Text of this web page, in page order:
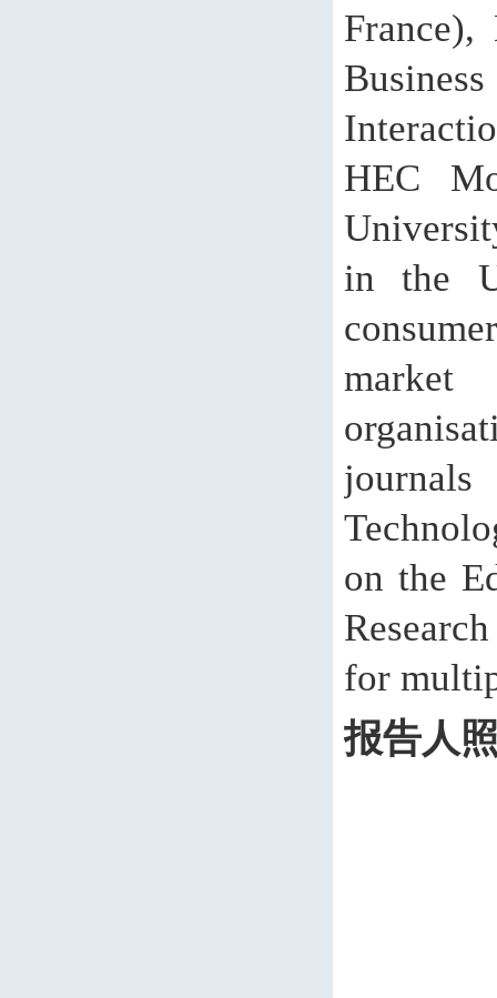
HEC
in the
journals
on the
for
报告人